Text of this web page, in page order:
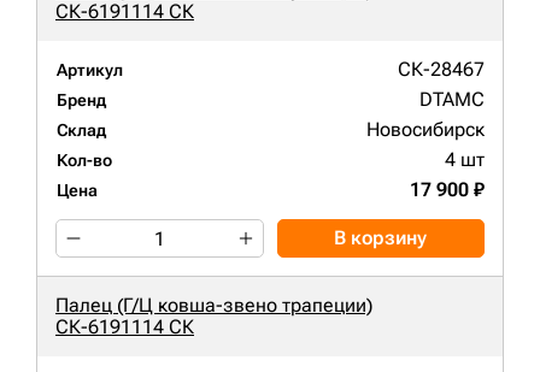
СК-6191114 СК
Артикул СК-28467
Бренд DTAMC
Склад Новосибирск
Кол-во 4 шт
Цена 17 900 ₽
В корзину
Палец (Г/Ц ковша-звено трапеции)
СК-6191114 СК